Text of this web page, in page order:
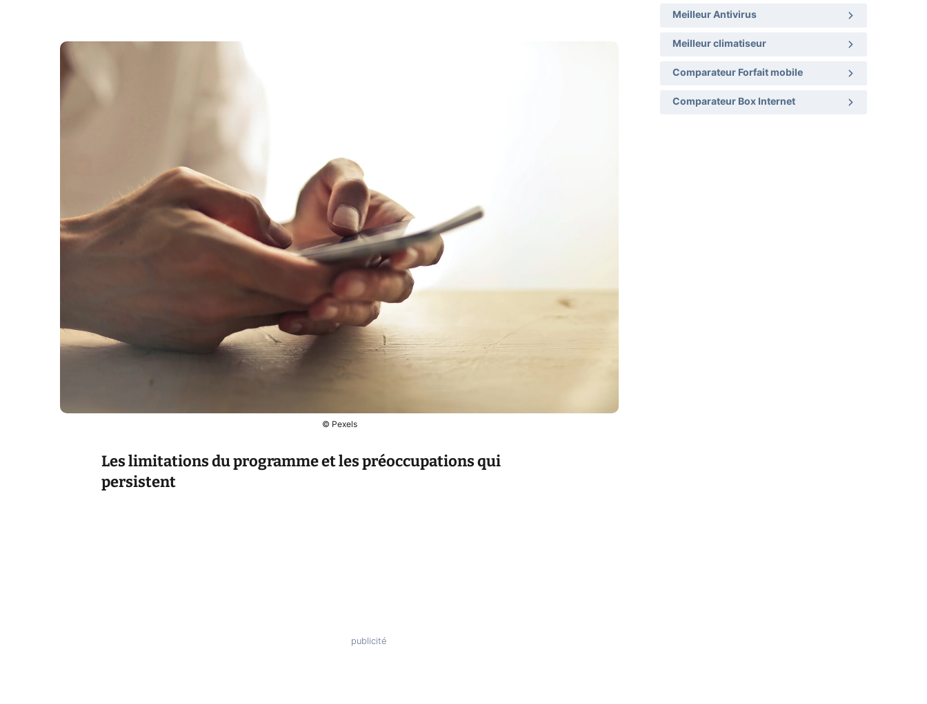
© Pexels
Les limitations du programme et les préoccupations qui
persistent
Meilleur Antivirus
Meilleur climatiseur
Comparateur Forfait mobile
Comparateur Box Internet